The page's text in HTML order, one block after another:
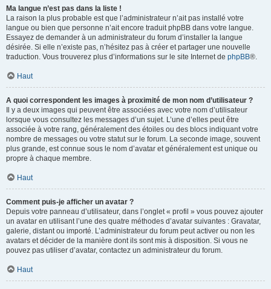
Ma langue n’est pas dans la liste !
La raison la plus probable est que l’administrateur n’ait pas installé votre
langue ou bien que personne n’ait encore traduit phpBB dans votre langue.
Essayez de demander à un administrateur du forum d’installer la langue
désirée. Si elle n’existe pas, n’hésitez pas à créer et partager une nouvelle
traduction. Vous trouverez plus d’informations sur le site Internet de phpBB®.
Haut
A quoi correspondent les images à proximité de mon nom d’utilisateur ?
Il y a deux images qui peuvent être associées avec votre nom d’utilisateur
lorsque vous consultez les messages d’un sujet. L’une d’elles peut être
associée à votre rang, généralement des étoiles ou des blocs indiquant votre
nombre de messages ou votre statut sur le forum. La seconde image, souvent
plus grande, est connue sous le nom d’avatar et généralement est unique ou
propre à chaque membre.
Haut
Comment puis-je afficher un avatar ?
Depuis votre panneau d’utilisateur, dans l’onglet « profil » vous pouvez ajouter
un avatar en utilisant l’une des quatre méthodes d’avatar suivantes : Gravatar,
galerie, distant ou importé. L’administrateur du forum peut activer ou non les
avatars et décider de la manière dont ils sont mis à disposition. Si vous ne
pouvez pas utiliser d’avatar, contactez un administrateur du forum.
Haut